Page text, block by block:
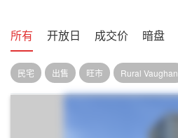
所有 开放日 成交价 暗盘
民宅 出售 旺市 Rural Vaughan